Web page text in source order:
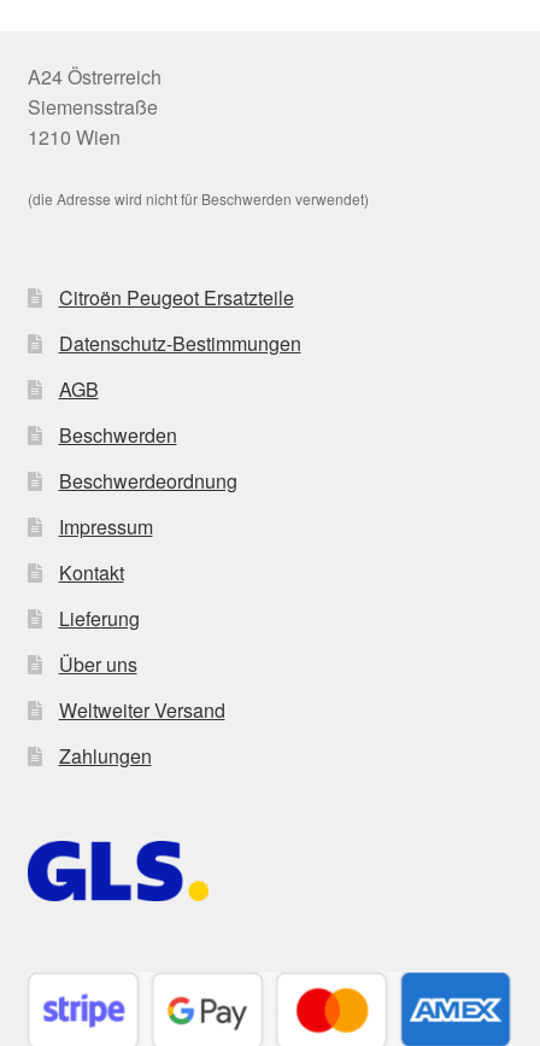
A24 Östrerreich
Siemensstraße
1210 Wien
(die Adresse wird nicht für Beschwerden verwendet)
Citroën Peugeot Ersatzteile
Datenschutz-Bestimmungen
AGB
Beschwerden
Beschwerdeordnung
Impressum
Kontakt
Lieferung
Über uns
Weltweiter Versand
Zahlungen